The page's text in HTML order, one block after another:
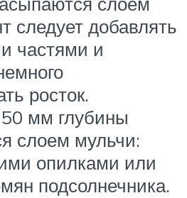
следует добавлять
частями и
росток.
мм глубины
слоем мульчи:
опилками или
подсолнечника.